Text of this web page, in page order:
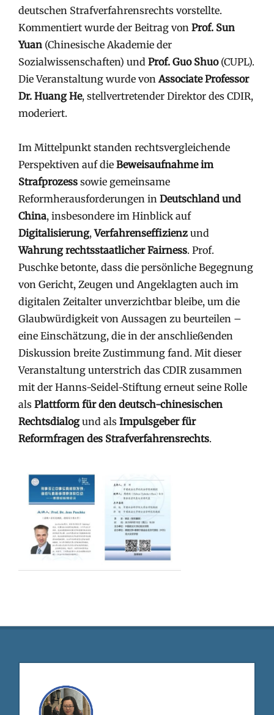
deutschen Strafverfahrensrechts vorstellte.
Kommentiert wurde der Beitrag von Prof. Sun
Yuan (Chinesische Akademie der
Sozialwissenschaften) und Prof. Guo Shuo(CUPL).
Die Veranstaltung wurde von Associate Professor
Dr. Huang He, stellvertretender Direktor des CDIR,
moderiert.
Im Mittelpunkt standen rechtsvergleichende
Perspektiven auf die Beweisaufnahme im
Strafprozess sowie gemeinsame
Reformherausforderungen in Deutschland und
China, insbesondere im Hinblick auf
Digitalisierung,Verfahrenseffizienz und
Wahrung rechtsstaatlicher Fairness. Prof.
Puschke betonte, dass die persönliche Begegnung
von Gericht, Zeugen und Angeklagten auch im
digitalen Zeitalter unverzichtbar bleibe, um die
Glaubwürdigkeit von Aussagen zu beurteilen –
eine Einschätzung, die in der anschließenden
Diskussion breite Zustimmung fand. Mit dieser
Veranstaltung unterstrich das CDIR zusammen
mit der Hanns-Seidel-Stiftung erneut seine Rolle
als Plattform für den deutsch-chinesischen
Rechtsdialogund als Impulsgeber für
Reformfragen des Strafverfahrensrechts.